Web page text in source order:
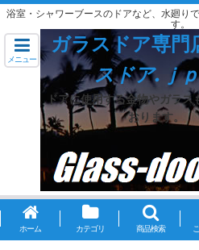
浴室・シャワーブースのドアなど、水廻り
す。
メニュー
ガラスドア専門
スドア.ｊｐ
ドアに使用する金物やガラス
おります。
ホーム カテゴリ 商品検索